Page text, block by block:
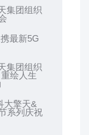
集团组织
最新5G
集团组织
绘人生
大擎天&
系列庆祝